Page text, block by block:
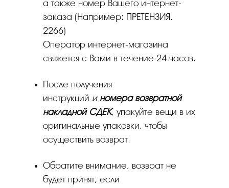
а также номер Вашего интернет-
заказа (Например: ПРЕТЕНЗИЯ.
2266)
Оператор интернет-магазина
свяжется с Вами в течение 24 часов.
После получения
инструкций и номера возвратной
накладной СДЕК, упакуйте вещи в их
оригинальные упаковки, чтобы
осуществить возврат.
Обратите внимание, возврат не
будет принят, если